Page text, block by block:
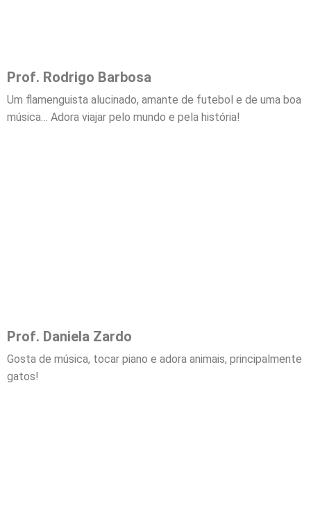
Prof. Rodrigo Barbosa
Um flamenguista alucinado, amante de futebol e de uma boa
música… Adora viajar pelo mundo e pela história!
Prof. Daniela Zardo
Gosta de música, tocar piano e adora animais, principalmente
gatos!